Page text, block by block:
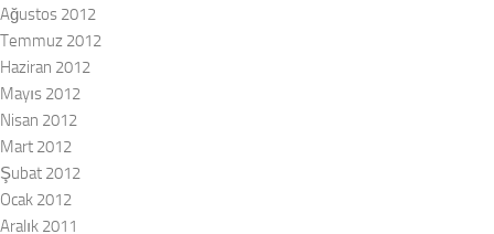
Ağustos 2012
Temmuz 2012
Haziran 2012
Mayıs 2012
Nisan 2012
Mart 2012
Şubat 2012
Ocak 2012
Aralık 2011